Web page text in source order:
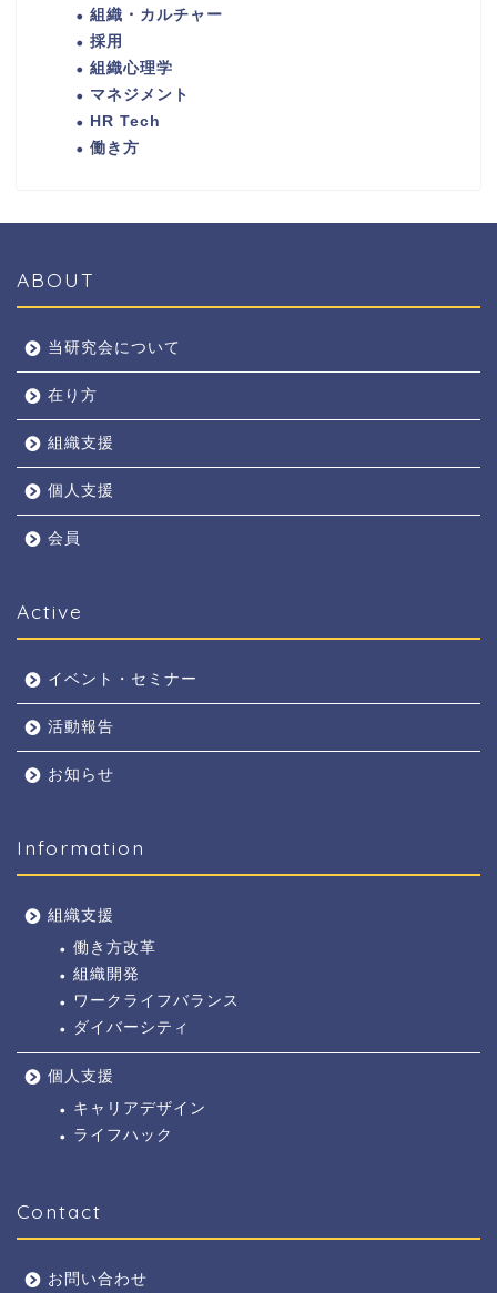
組織・カルチャー
採用
組織心理学
マネジメント
HR Tech
働き方
ABOUT
当研究会について
在り方
組織支援
個人支援
会員
Active
イベント・セミナー
活動報告
お知らせ
Information
組織支援
働き方改革
組織開発
ワークライフバランス
ダイバーシティ
個人支援
キャリアデザイン
ライフハック
Contact
お問い合わせ